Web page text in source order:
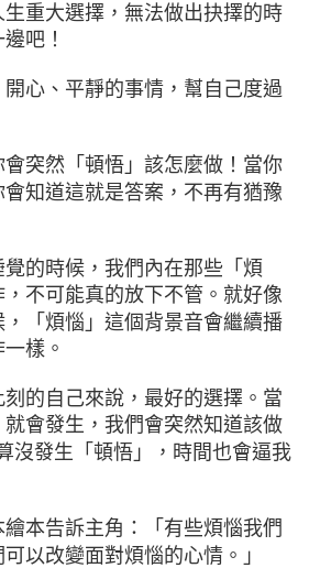
重大選擇，無法做出抉擇的時
吧！
心、平靜的事情，幫自己度過
突然「頓悟」該怎麼做！當你
會知道這就是答案，不再有猶豫
的時候，我們內在那些「煩
不可能真的放下不管。就好像
「煩惱」這個背景音會繼續播
樣。
的自己來說，最好的選擇。當
會發生，我們會突然知道該做
沒發生「頓悟」，時間也會逼我
本告訴主角：「有些煩惱我們
以改變面對煩惱的心情。」